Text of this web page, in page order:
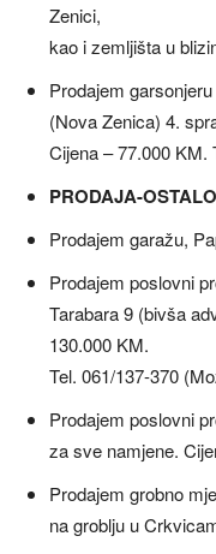
Zenici,
kao i zemljišta u
Prodajem
(Nova Zenica) 4.
Cijena – 77.000 KM.
PRODAJA-OSTALO
Prodajem garažu,
Prodajem poslovni
Tarabara 9 (bivša
130.000 KM.
Tel. 061/137-370
Prodajem poslovni
za sve namjene.
Prodajem grobno
na groblju u